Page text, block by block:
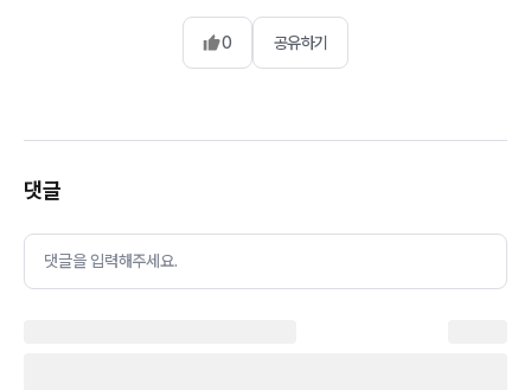
0 공유하기
댓글
댓글을 입력해주세요.